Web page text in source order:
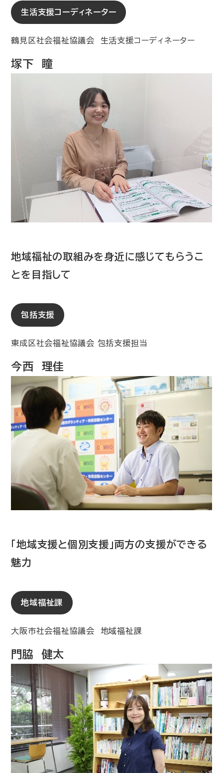
生活支援コーディネーター
鶴見区社会福祉協議会 生活支援コーディネーター
塚下 瞳
地域福祉の取組みを身近に感じてもらうこ
とを目指して
包括支援
東成区社会福祉協議会 包括支援担当
今西 理佳
「地域支援と個別支援」両方の支援ができる
魅力
地域福祉課
大阪市社会福祉協議会 地域福祉課
門脇 健太